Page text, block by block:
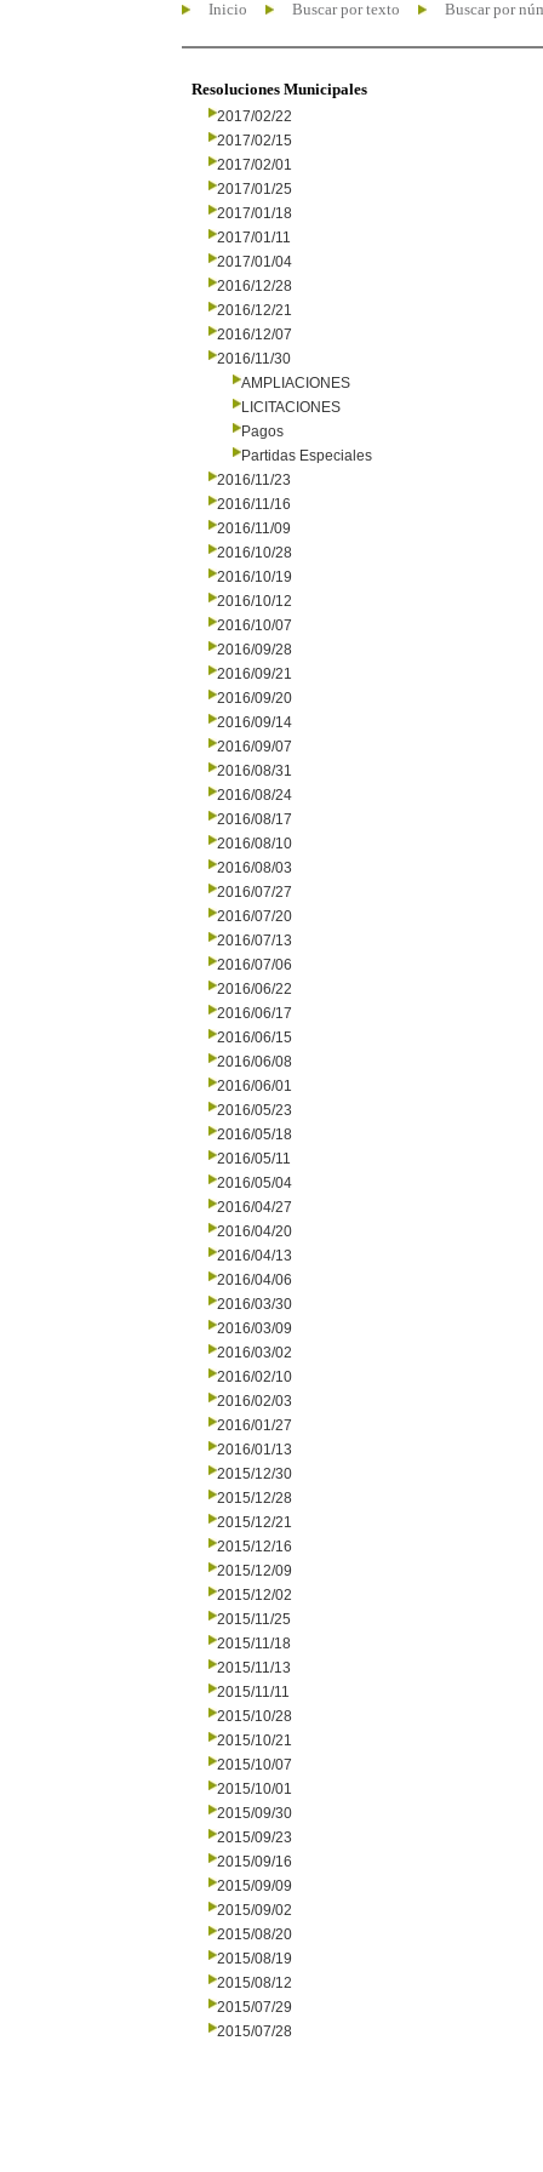
Inicio Buscar por texto Buscar por
Resoluciones Municipales
2017/02/22
2017/02/15
2017/02/01
2017/01/25
2017/01/18
2017/01/11
2017/01/04
2016/12/28
2016/12/21
2016/12/07
2016/11/30
AMPLIACIONES
LICITACIONES
Pagos
Partidas Especiales
2016/11/23
2016/11/16
2016/11/09
2016/10/28
2016/10/19
2016/10/12
2016/10/07
2016/09/28
2016/09/21
2016/09/20
2016/09/14
2016/09/07
2016/08/31
2016/08/24
2016/08/17
2016/08/10
2016/08/03
2016/07/27
2016/07/20
2016/07/13
2016/07/06
2016/06/22
2016/06/17
2016/06/15
2016/06/08
2016/06/01
2016/05/23
2016/05/18
2016/05/11
2016/05/04
2016/04/27
2016/04/20
2016/04/13
2016/04/06
2016/03/30
2016/03/09
2016/03/02
2016/02/10
2016/02/03
2016/01/27
2016/01/13
2015/12/30
2015/12/28
2015/12/21
2015/12/16
2015/12/09
2015/12/02
2015/11/25
2015/11/18
2015/11/13
2015/11/11
2015/10/28
2015/10/21
2015/10/07
2015/10/01
2015/09/30
2015/09/23
2015/09/16
2015/09/09
2015/09/02
2015/08/20
2015/08/19
2015/08/12
2015/07/29
2015/07/28